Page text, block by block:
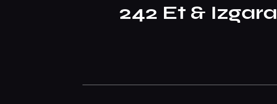
242 Et & Izgara